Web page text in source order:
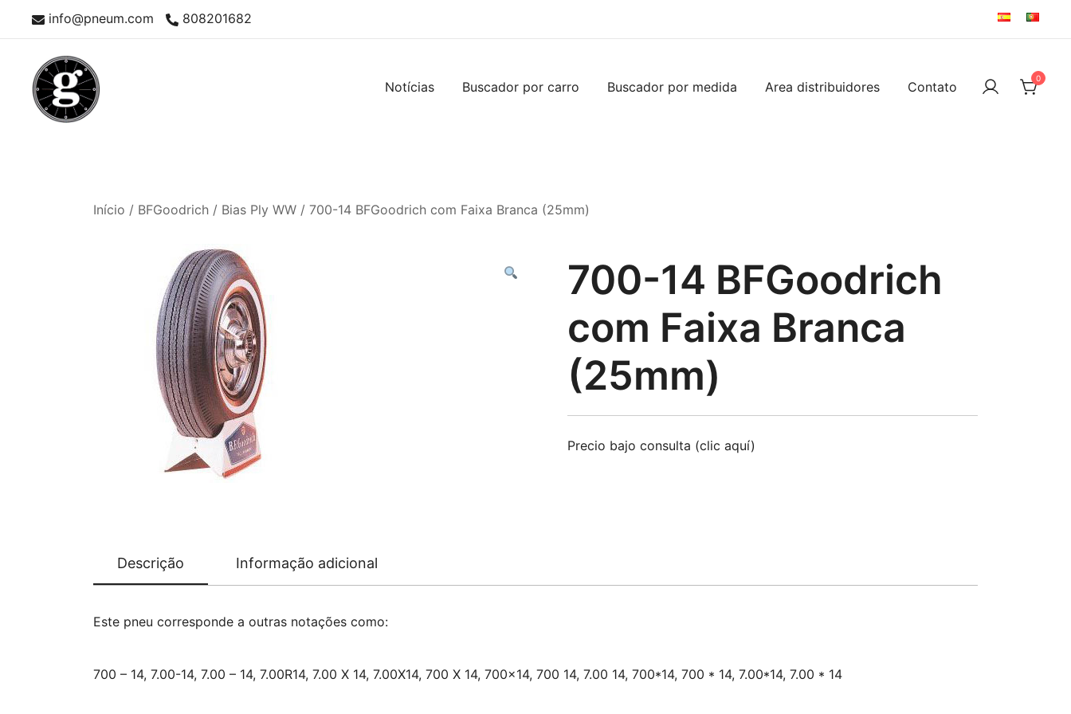
info@pneum.com 808201682
Notícias Buscador por carro Buscador por medida Area distribuidores Contato
0
Início / BFGoodrich / Bias Ply WW / 700-14 BFGoodrich com Faixa Branca (25mm)
700-14 BFGoodrich
com Faixa Branca
(25mm)
Precio bajo consulta (clic aquí)
Descrição Informação adicional
Este pneu corresponde a outras notações como:
700 – 14, 7.00-14, 7.00 – 14, 7.00R14, 7.00 X 14, 7.00X14, 700 X 14, 700×14, 700 14, 7.00 14, 700*14, 700 * 14, 7.00*14, 7.00 * 14